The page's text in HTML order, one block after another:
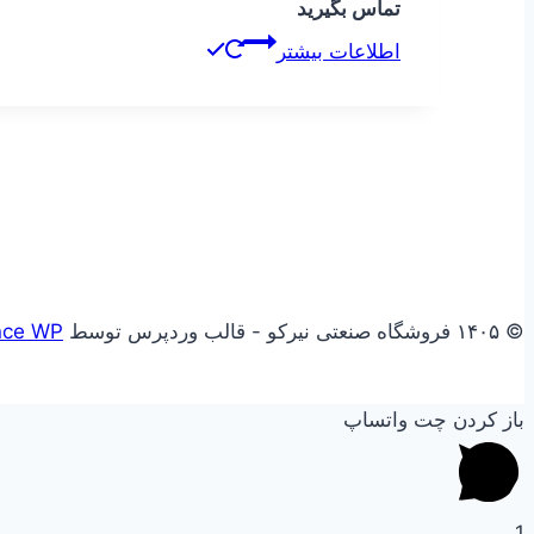
تماس بگیرید
اطلاعات بیشتر
© ۱۴۰۵ فروشگاه صنعتی نیرکو - قالب وردپرس توسط WP
باز کردن چت واتساپ